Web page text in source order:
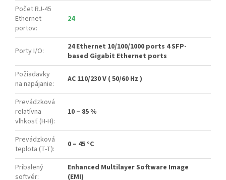
Počet RJ-45
Ethernet
portov:
24
Porty I/O:
24 Ethernet 10/100/1000 ports 4 SFP-
based Gigabit Ethernet ports
Požiadavky
na napájanie: AC 110/230 V ( 50/60 Hz )
Prevádzková
relatívna
vlhkosť (H-H):
10 – 85 %
Prevádzková
teplota (T-T): 0 – 45 °C
Pribalený
softvér:
Enhanced Multilayer Software Image
(EMI)